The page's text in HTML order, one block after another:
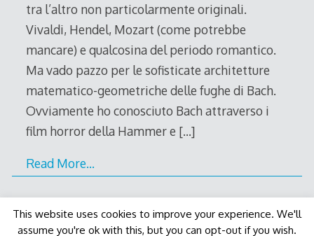
tra l’altro non particolarmente originali.
Vivaldi, Hendel, Mozart (come potrebbe
mancare) e qualcosina del periodo romantico.
Ma vado pazzo per le sofisticate architetture
matematico-geometriche delle fughe di Bach.
Ovviamente ho conosciuto Bach attraverso i
film horror della Hammer e […]
Read More…
This website uses cookies to improve your experience. We'll
assume you're ok with this, but you can opt-out if you wish.